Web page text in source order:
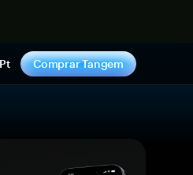
Pt Comprar Tangem